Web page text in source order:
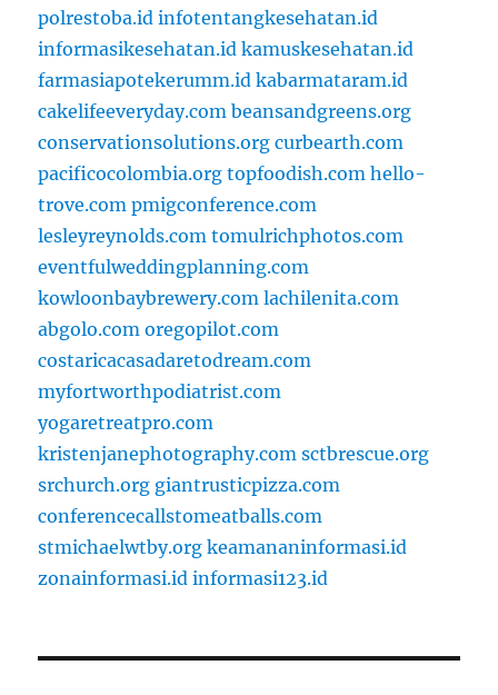
polrestoba.id infotentangkesehatan.id
informasikesehatan.id kamuskesehatan.id
farmasiapotekerumm.id kabarmataram.id
cakelifeeveryday.com beansandgreens.org
conservationsolutions.org curbearth.com
pacificocolombia.org topfoodish.com hello-
trove.com pmigconference.com
lesleyreynolds.com tomulrichphotos.com
eventfulweddingplanning.com
kowloonbaybrewery.com lachilenita.com
abgolo.com oregopilot.com
costaricacasadaretodream.com
myfortworthpodiatrist.com
yogaretreatpro.com
kristenjanephotography.com sctbrescue.org
srchurch.org giantrusticpizza.com
conferencecallstomeatballs.com
stmichaelwtby.org keamananinformasi.id
zonainformasi.id informasi123.id